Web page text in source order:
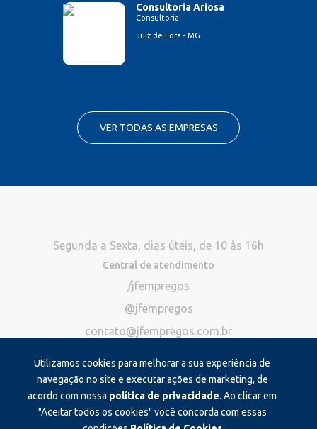
Consultoria Ariosa
Consultoria
Juiz de Fora - MG
VER TODAS AS EMPRESAS
Utilizamos cookies para melhorar a sua experiência de
navegação no site e executar ações de marketing, de
acordo com nossa política de privacidade. Ao clicar em
"Aceitar todos os cookies" você concorda com essas
Segunda a Sexta, dias úteis, de 10 às 16h
Central de atendimento
/jfempregos
@jfempregos
contato@jfempregos.com.br
Publicidade
*Exclusivo para atendimento via chat. Não atendemos ligações neste
canal